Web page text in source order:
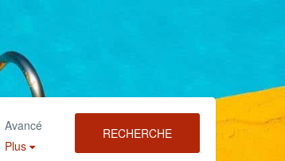
Avancé
Plus
RECHERCHE